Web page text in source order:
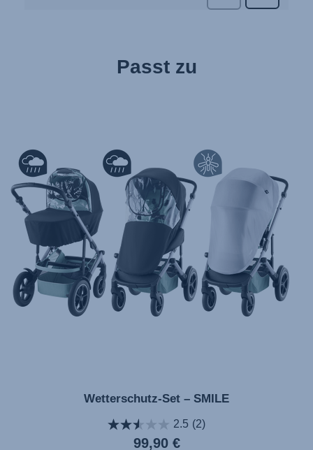
Passt zu
Wetterschutz-Set – SMILE
2.5 (2)
Aktueller
99,90 €